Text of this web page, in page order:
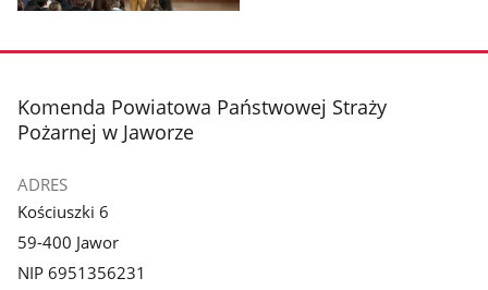
zdjęcie
galerii.
stopka
Komenda Powiatowa Państwowej Straży
Pożarnej w Jaworze
ADRES
Kościuszki 6
59-400 Jawor
NIP 6951356231